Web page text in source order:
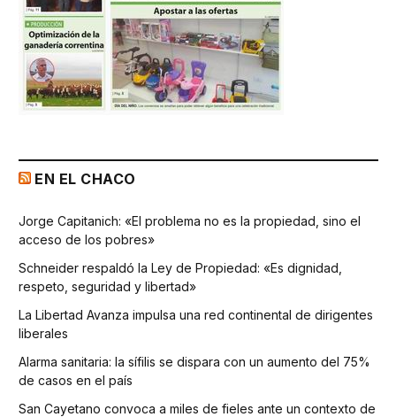
EN EL CHACO
Jorge Capitanich: «El problema no es la propiedad, sino el
acceso de los pobres»
Schneider respaldó la Ley de Propiedad: «Es dignidad,
respeto, seguridad y libertad»
La Libertad Avanza impulsa una red continental de dirigentes
liberales
Alarma sanitaria: la sífilis se dispara con un aumento del 75%
de casos en el país
San Cayetano convoca a miles de fieles ante un contexto de